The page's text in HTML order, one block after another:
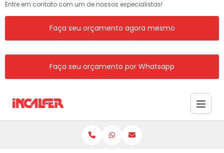
Entre em contato com um de nossos especialistas!
Faça seu orçamento agora mesmo
Faça seu orçamento por Whatsapp